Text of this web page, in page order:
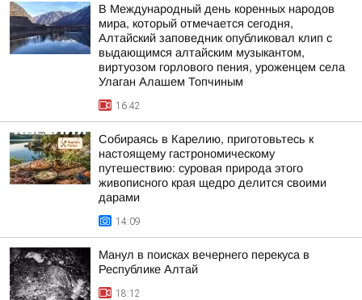
В Международный день коренных народов
мира, который отмечается сегодня,
Алтайский заповедник опубликовал клип с
выдающимся алтайским музыкантом,
виртуозом горлового пения, уроженцем села
Улаган Алашем Топчиным
16:42
Собираясь в Карелию, приготовьтесь к
настоящему гастрономическому
путешествию: суровая природа этого
живописного края щедро делится своими
дарами
14:09
Манул в поисках вечернего перекуса в
Республике Алтай
18:12